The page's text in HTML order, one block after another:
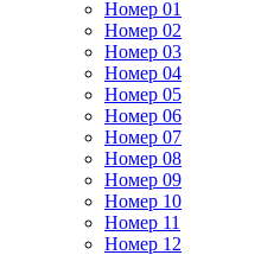
Номер 01
Номер 02
Номер 03
Номер 04
Номер 05
Номер 06
Номер 07
Номер 08
Номер 09
Номер 10
Номер 11
Номер 12